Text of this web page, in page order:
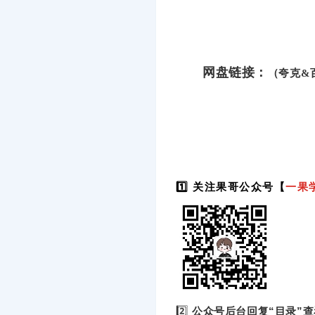
网盘链接： （夸克&
1️⃣ 关注果哥公众号【一果
2️⃣公众号后台回复“目录”